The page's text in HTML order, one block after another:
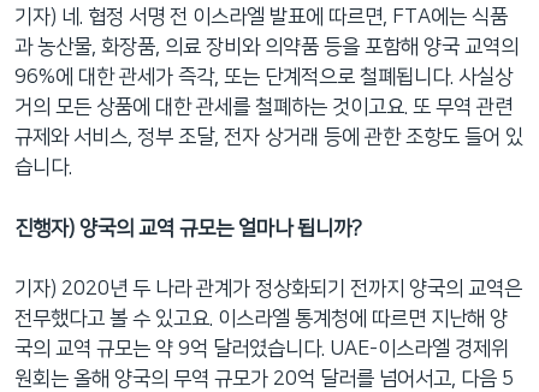
기자) 네. 협정 서명 전 이스라엘 발표에 따르면, FTA에는 식품
과 농산물, 화장품, 의료 장비와 의약품 등을 포함해 양국 교역의
96%에 대한 관세가 즉각, 또는 단계적으로 철폐됩니다. 사실상
거의 모든 상품에 대한 관세를 철폐하는 것이고요. 또 무역 관련
규제와 서비스, 정부 조달, 전자 상거래 등에 관한 조항도 들어 있
습니다.
진행자) 양국의 교역 규모는 얼마나 됩니까?
기자) 2020년 두 나라 관계가 정상화되기 전까지 양국의 교역은
전무했다고 볼 수 있고요. 이스라엘 통계청에 따르면 지난해 양
국의 교역 규모는 약 9억 달러였습니다. UAE-이스라엘 경제위
원회는 올해 양국의 무역 규모가 20억 달러를 넘어서고, 다음 5